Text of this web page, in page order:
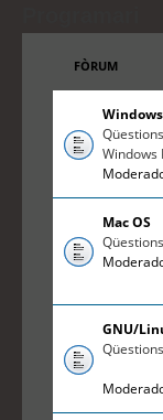
FÒRUM
Windows
Windows
Mac OS
GNU/